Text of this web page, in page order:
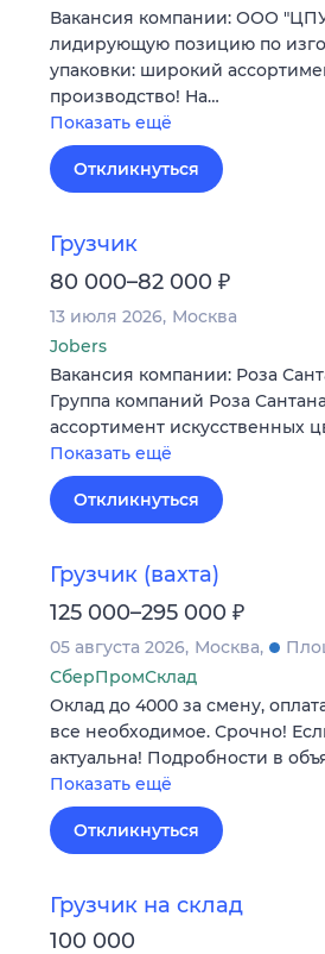
Вакансия компании: ООО
лидирующую позицию по
упаковки: широкий
производство! На…
Показать ещё
Откликнуться
Грузчик
80 000–82 000 ₽
13 июля 2026 Москва
Jobers
Вакансия компании: Роза
Группа компаний Роза
ассортимент искусственных
Показать ещё
Откликнуться
Грузчик (вахта)
125 000–295 000 ₽
05 августа 2026 Москва
СберПромСклад
Оклад до 4000 за смену,
все необходимое. Срочно!
актуальна! Подробности в
Показать ещё
Откликнуться
Грузчик на склад
100 000